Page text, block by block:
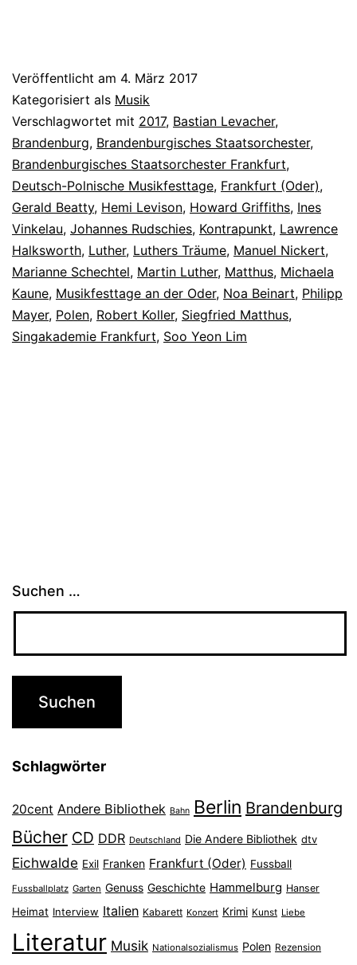
Veröffentlicht am 4. März 2017
Kategorisiert als Musik
Verschlagwortet mit 2017, Bastian Levacher,
Brandenburg, Brandenburgisches Staatsorchester,
Brandenburgisches Staatsorchester Frankfurt,
Deutsch-Polnische Musikfesttage, Frankfurt (Oder),
Gerald Beatty, Hemi Levison, Howard Griffiths, Ines
Vinkelau, Johannes Rudschies, Kontrapunkt, Lawrence
Halksworth, Luther, Luthers Träume, Manuel Nickert,
Marianne Schechtel, Martin Luther, Matthus, Michaela
Kaune, Musikfesttage an der Oder, Noa Beinart, Philipp
Mayer, Polen, Robert Koller, Siegfried Matthus,
Singakademie Frankfurt, Soo Yeon Lim
Suchen …
Schlagwörter
20cent Andere Bibliothek Bahn Berlin Brandenburg
Bücher CD DDR Deutschland Die Andere Bibliothek dtv
Eichwalde Exil Franken Frankfurt (Oder) Fussball
Fussballplatz Garten Genuss Geschichte Hammelburg Hanser
Heimat Interview Italien Kabarett Konzert Krimi Kunst Liebe
Literatur Musik Nationalsozialismus Polen Rezension